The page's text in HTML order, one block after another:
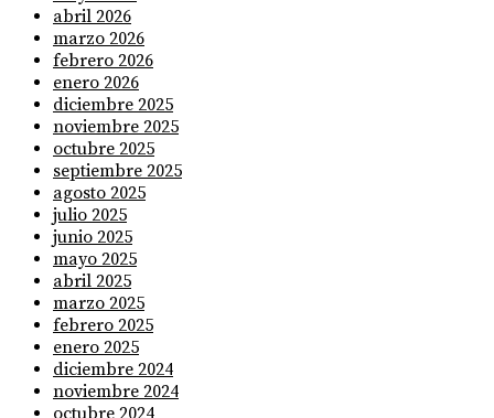
abril 2026
marzo 2026
febrero 2026
enero 2026
diciembre 2025
noviembre 2025
octubre 2025
septiembre 2025
agosto 2025
julio 2025
junio 2025
mayo 2025
abril 2025
marzo 2025
febrero 2025
enero 2025
diciembre 2024
noviembre 2024